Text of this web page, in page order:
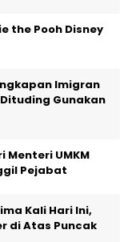
the Pooh Disney
Imigran
Dituding Gunakan
Menteri UMKM
Pejabat
Kali Hari Ini,
di Atas Puncak